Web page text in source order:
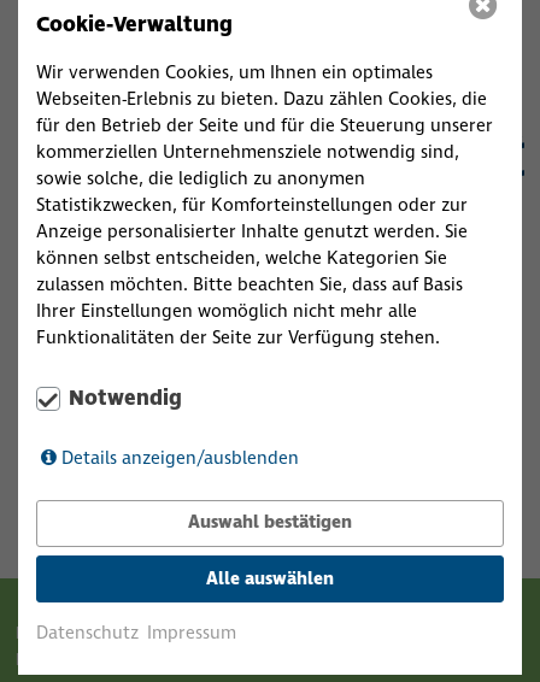
Anfahrtsskizze
»Hier kommen Sie zur Google Maps Anfahrt«
Hotel-Restaurant
Rebstock Oppenau
Cookie-Verwaltung
Wir verwenden Cookies, um Ihnen ein optimales
Webseiten-Erlebnis zu bieten. Dazu zählen Cookies, die
für den Betrieb der Seite und für die Steuerung unserer
kommerziellen Unternehmensziele notwendig sind,
sowie solche, die lediglich zu anonymen
Statistikzwecken, für Komforteinstellungen oder zur
Anzeige personalisierter Inhalte genutzt werden. Sie
können selbst entscheiden, welche Kategorien Sie
zulassen möchten. Bitte beachten Sie, dass auf Basis
Ihrer Einstellungen womöglich nicht mehr alle
Funktionalitäten der Seite zur Verfügung stehen.
Notwendig
Details anzeigen/ausblenden
Auswahl bestätigen
Alle auswählen
Datenschutz Impressum